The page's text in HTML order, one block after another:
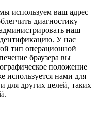
используем ваш адрес
диагностику
наш
У нас
тип операционной
браузера вы
положение
используется нами для
для других целей, таких